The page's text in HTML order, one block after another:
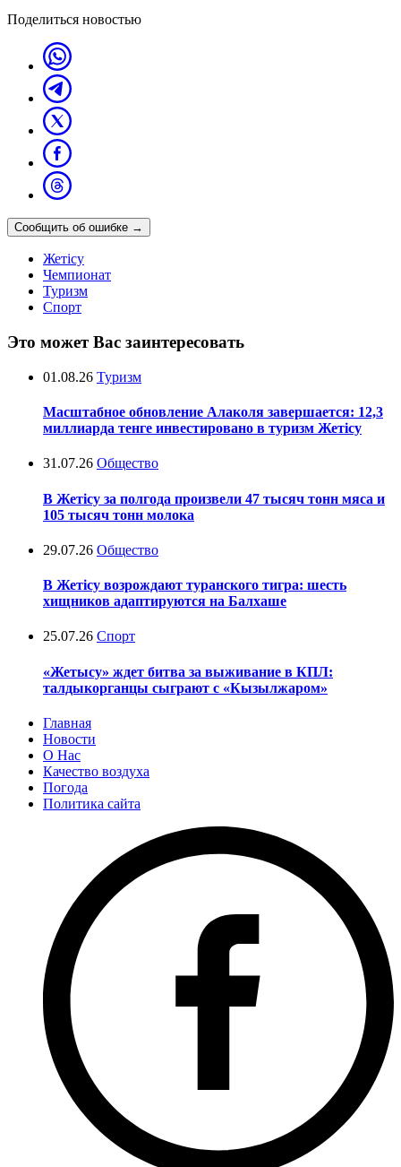
Поделиться новостью
Сообщить об ошибке →
Жетісу
Чемпионат
Туризм
Спорт
Это может Вас заинтересовать
01.08.26 Туризм
Масштабное обновление Алаколя завершается: 12,3
миллиарда тенге инвестировано в туризм Жетісу
31.07.26 Общество
В Жетісу за полгода произвели 47 тысяч тонн мяса и
105 тысяч тонн молока
29.07.26 Общество
В Жетісу возрождают туранского тигра: шесть
хищников адаптируются на Балхаше
25.07.26 Спорт
«Жетысу» ждет битва за выживание в КПЛ:
талдыкорганцы сыграют с «Кызылжаром»
Главная
Новости
О Нас
Качество воздуха
Погода
Политика сайта